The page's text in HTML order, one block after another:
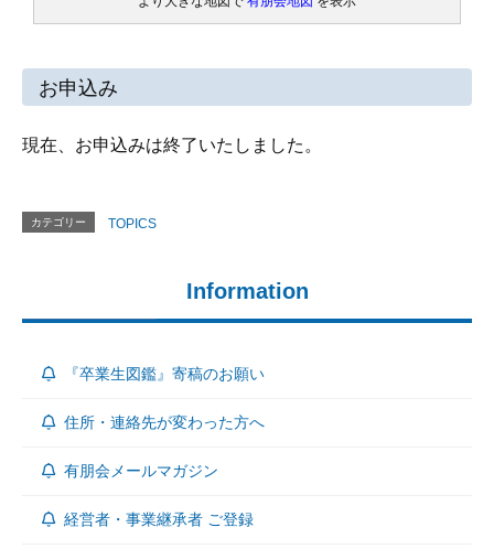
お申込み
現在、お申込みは終了いたしました。
カテゴリー TOPICS
Information
『卒業生図鑑』寄稿のお願い
住所・連絡先が変わった方へ
有朋会メールマガジン
経営者・事業継承者 ご登録